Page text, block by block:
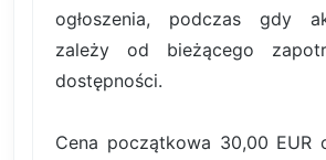
ogłoszenia, podczas gdy
zależy od bieżącego
dostępności.
Cena początkowa 30,00 EUR